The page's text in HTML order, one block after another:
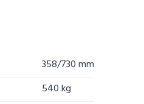
358/730 mm
540 kg